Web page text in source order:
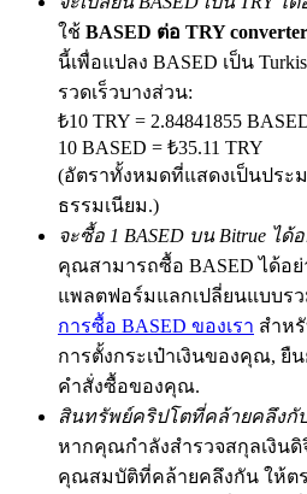
Exclusive for BitMart Users
Register & Trade to Win
Precious Metals Trading
Trade Gold & Silver · 33,333
USDT New User Exclusive
USDT Flexible Staking | Daily
ใช้ BASED ต่อ TRY converter
นี้เพื่อแปลง BASED เป็น
รวดเร็วบางส่วน:
₺10 TRY = 2.84841855
10 BASED = ₺35.11 TRY
(อัตราทั้งหมดที่แสดงเป็นประ
ธรรมเนียม.)
จะซื้อ 1 BASED บน Bitrue ได้
คุณสามารถซื้อ BASED ได้อ
แพลตฟอร์มแลกเปลี่ยนแบบร
การซื้อ BASED ของเรา สำห
การตั้งกระเป๋าเงินของคุณ,
คำสั่งซื้อของคุณ.
สินทรัพย์คริปโตที่คล้ายคลึงกับ
หากคุณกำลังสำรวจสกุลเงิน
คุณสมบัติที่คล้ายคลึงกัน ให้ต